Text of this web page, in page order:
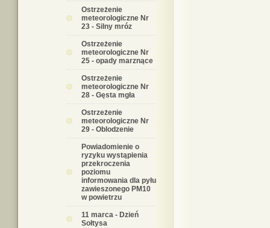
Ostrzeżenie
meteorologiczne Nr
23 - Silny mróz
Ostrzeżenie
meteorologiczne Nr
25 - opady marznące
Ostrzeżenie
meteorologiczne Nr
28 - Gęsta mgła
Ostrzeżenie
meteorologiczne Nr
29 - Oblodzenie
Powiadomienie o
ryzyku wystąpienia
przekroczenia
poziomu
informowania dla pyłu
zawieszonego PM10
w powietrzu
11 marca - Dzień
Sołtysa